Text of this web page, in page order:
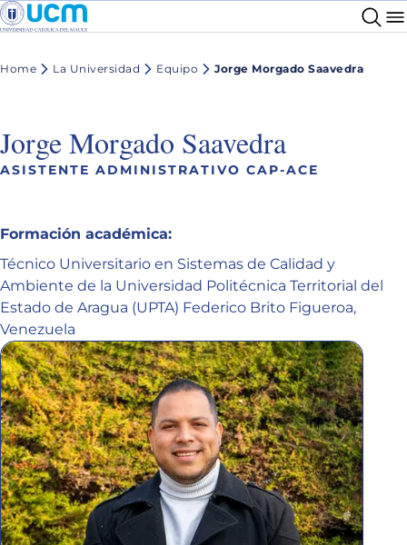
Home La Universidad Equipo Jorge Morgado Saavedra
Jorge Morgado Saavedra
ASISTENTE ADMINISTRATIVO CAP-ACE
Formación académica:
Técnico Universitario en Sistemas de Calidad y
Ambiente de la Universidad Politécnica Territorial del
Estado de Aragua (UPTA) Federico Brito Figueroa,
Venezuela